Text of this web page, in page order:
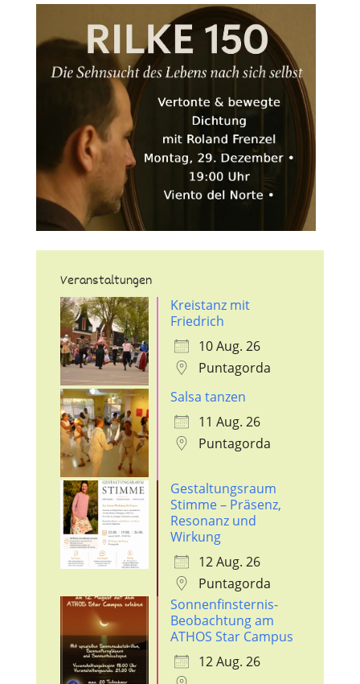
Veranstaltungen
Kreistanz mit
Friedrich
10 Aug. 26
Puntagorda
Salsa tanzen
11 Aug. 26
Puntagorda
Gestaltungsraum
Stimme – Präsenz,
Resonanz und
Wirkung
12 Aug. 26
Puntagorda
Sonnenfinsternis-
Beobachtung am
ATHOS Star Campus
12 Aug. 26